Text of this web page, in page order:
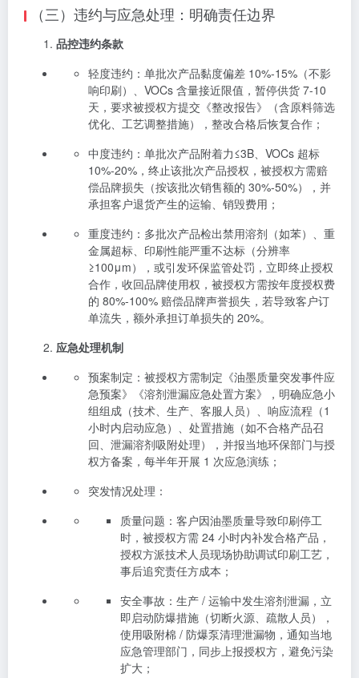
（三）违约与应急处理：明确责任边界
品控违约条款
轻度违约：单批次产品黏度偏差 10%-15%（不影
响印刷）、VOCs 含量接近限值，暂停供货 7-10
天，要求被授权方提交《整改报告》（含原料筛选
优化、工艺调整措施），整改合格后恢复合作；
中度违约：单批次产品附着力≤3B、VOCs 超标
10%-20%，终止该批次产品授权，被授权方需赔
偿品牌损失（按该批次销售额的 30%-50%），并
承担客户退货产生的运输、销毁费用；
重度违约：多批次产品检出禁用溶剂（如苯）、重
金属超标、印刷性能严重不达标（分辨率
≥100μm），或引发环保监管处罚，立即终止授权
合作，收回品牌使用权，被授权方需按年度授权费
的 80%-100% 赔偿品牌声誉损失，若导致客户订
单流失，额外承担订单损失的 20%。
应急处理机制
预案制定：被授权方需制定《油墨质量突发事件应
急预案》《溶剂泄漏应急处置方案》，明确应急小
组组成（技术、生产、客服人员）、响应流程（1
小时内启动应急）、处置措施（如不合格产品召
回、泄漏溶剂吸附处理），并报当地环保部门与授
权方备案，每半年开展 1 次应急演练；
突发情况处理：
质量问题：客户因油墨质量导致印刷停工
时，被授权方需 24 小时内补发合格产品，
授权方派技术人员现场协助调试印刷工艺，
事后追究责任方成本；
安全事故：生产 / 运输中发生溶剂泄漏，立
即启动防爆措施（切断火源、疏散人员），
使用吸附棉 / 防爆泵清理泄漏物，通知当地
应急管理部门，同步上报授权方，避免污染
扩大；